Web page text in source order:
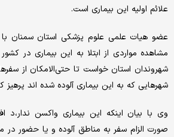
علائم اولیه این بیماری است.
عضو هیات علمی علوم پزشکی استان سمنان با
مشاهده مواردی از ابتلا به این بیماری در
شهروندان استان خواست تا حتی‌الامکان از
شهرهایی که به این بیماری آلوده شده اند پرهیز
وی با بیان اینکه این بیماری واکسن
صورت الزام سفر به مناطق آلوده و یا حضور